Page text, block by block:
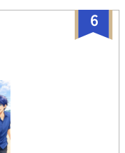
球で剛志とバッテリー
ちで女性にモテる。 早
起きれない。 佐々木
、保健体育教師兼野球
部コーチ。 性格は明る
ちのことを気にかけて
6